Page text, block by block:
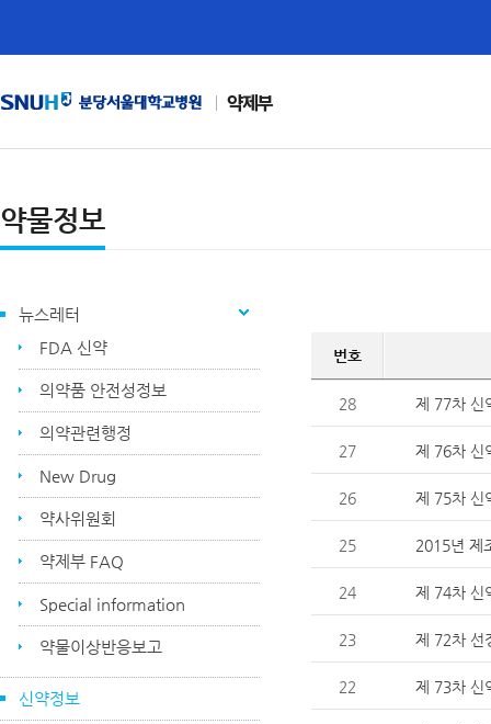
약제부
약물정보
뉴스레터
FDA 신약
의약품 안전성정보
의약관련행정
New Drug
약사위원회
약제부 FAQ
Special information
약물이상반응보고
신약정보
번호
28 제 77차
27 제 76차
26 제 75차
25 2015년 제
24 제 74차
23 제 72차 선
22 제 73차